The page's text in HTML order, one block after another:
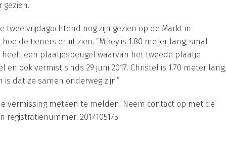
gezien.
twee vrijdagochtend nog zijn gezien op de Markt in
de tieners eruit zien. “Mikey is 1.80 meter lang, smal
een plaatjesbeugel waarvan het tweede plaatje
ook vermist sinds 29 juni 2017. Christel is 1.70 meter lang,
dat ze samen onderweg zijn.”
vermissing meteen te melden. Neem contact op met de
2017105175